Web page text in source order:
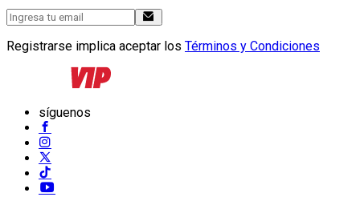
Registrarse implica aceptar los Términos y Condiciones
síguenos